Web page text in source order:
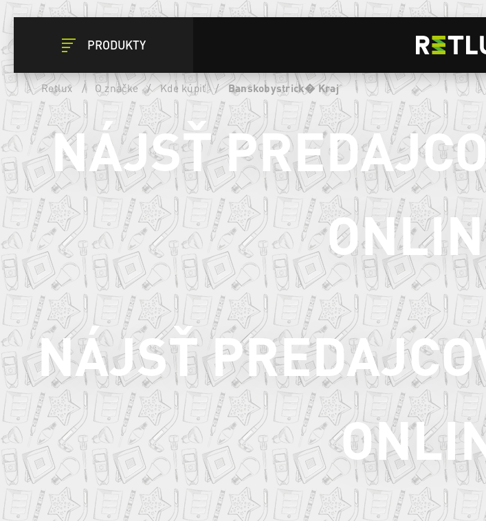
PRODUKTY
Retlux / O značke / Kde kúpiť / Banskobystrick� Kraj
NÁJSŤ
NÁJSŤ